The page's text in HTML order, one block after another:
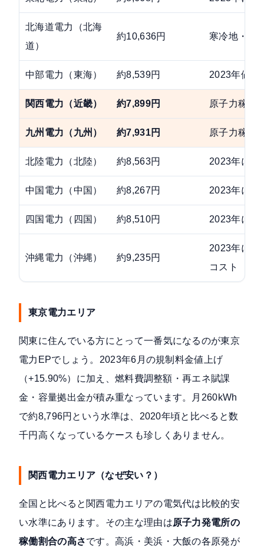
北海道電力（北海
道）
約10,636円 寒冷地・使
中部電力（東海） 約8,539円 2023年値上
関西電力（近畿） 約7,899円 原子力稼働
九州電力（九州） 約7,931円 原子力稼働
北陸電力（北陸） 約8,563円 2023年に
中国電力（中国） 約8,267円 2023年に
四国電力（四国） 約8,510円 2023年に
沖縄電力（沖縄） 約9,235円
2023年に
コスト
東京電力エリア
関東に住んでいる方にとって一番気になるのが東京
電力EPでしょう。2023年6月の規制料金値上げ
（+15.90%）に加え、燃料費調整額・再エネ賦課
金・容量拠出金が積み重なっています。月260kWh
で約8,796円という水準は、2020年頃と比べると数
千円高くなっているケースも珍しくありません。
関西電力エリア（なぜ安い？）
全国と比べると関西電力エリアの電気代は比較的安
い水準にあります。その主な理由は原子力発電所の
稼働割合の高さです。高浜・美浜・大飯の各原発が